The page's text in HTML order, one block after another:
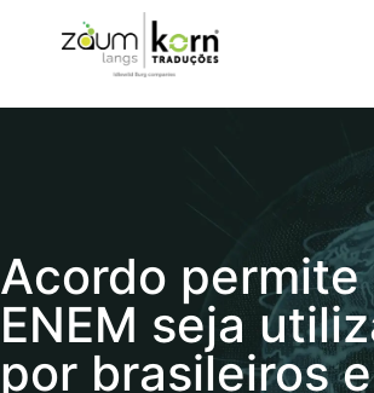
Acordo permite
ENEM seja
por brasileiros